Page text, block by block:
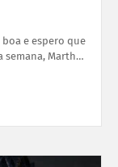
boa e espero que
semana, Marth…